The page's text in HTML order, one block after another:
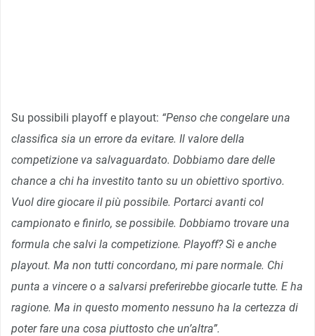
Su possibili playoff e playout: “Penso che congelare una
classifica sia un errore da evitare. Il valore della
competizione va salvaguardato. Dobbiamo dare delle
chance a chi ha investito tanto su un obiettivo sportivo.
Vuol dire giocare il più possibile. Portarci avanti col
campionato e finirlo, se possibile. Dobbiamo trovare una
formula che salvi la competizione. Playoff? Sì e anche
playout. ​Ma non tutti concordano, mi pare normale. Chi
punta a vincere o a salvarsi preferirebbe giocarle tutte. E ha
ragione. Ma in questo momento nessuno ha la certezza di
poter fare una cosa piuttosto che un’altra”.